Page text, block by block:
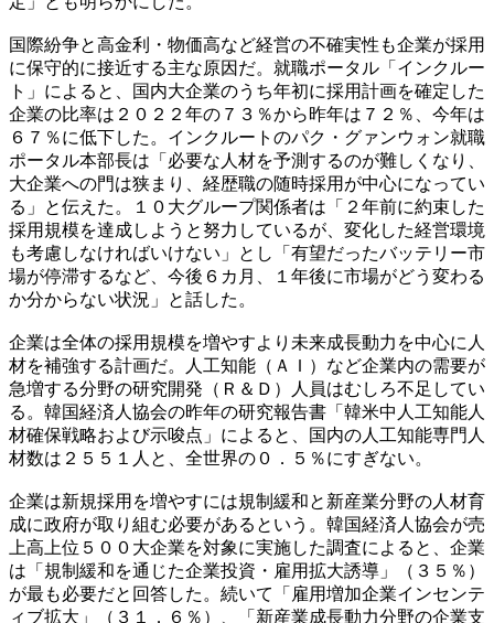
国際紛争と高金利・物価高など経営の不確実性も企業が採用
に保守的に接近する主な原因だ。就職ポータル「インクルー
ト」によると、国内大企業のうち年初に採用計画を確定した
企業の比率は２０２２年の７３％から昨年は７２％、今年は
６７％に低下した。インクルートのパク・グァンウォン就職
ポータル本部長は「必要な人材を予測するのが難しくなり、
大企業への門は狭まり、経歴職の随時採用が中心になってい
る」と伝えた。１０大グループ関係者は「２年前に約束した
採用規模を達成しようと努力しているが、変化した経営環境
も考慮しなければいけない」とし「有望だったバッテリー市
場が停滞するなど、今後６カ月、１年後に市場がどう変わる
か分からない状況」と話した。
企業は全体の採用規模を増やすより未来成長動力を中心に人
材を補強する計画だ。人工知能（ＡＩ）など企業内の需要が
急増する分野の研究開発（Ｒ＆Ｄ）人員はむしろ不足してい
る。韓国経済人協会の昨年の研究報告書「韓米中人工知能人
材確保戦略および示唆点」によると、国内の人工知能専門人
材数は２５５１人と、全世界の０．５％にすぎない。
企業は新規採用を増やすには規制緩和と新産業分野の人材育
成に政府が取り組む必要があるという。韓国経済人協会が売
上高上位５００大企業を対象に実施した調査によると、企業
は「規制緩和を通じた企業投資・雇用拡大誘導」（３５％）
が最も必要だと回答した。続いて「雇用増加企業インセンテ
ィブ拡大」（３１．６％）、「新産業成長動力分野の企業支